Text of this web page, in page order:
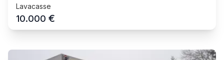
Lavacasse
10.000 €